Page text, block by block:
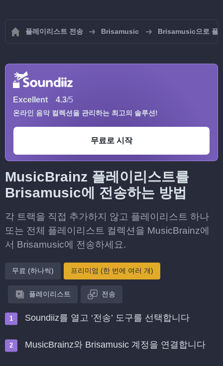
플레이리스트 전송 Brisamusic Brisamusic으로 플
Excellent 4.3/5
온라인 음악 컬렉션을 관리하는 최고의 솔루션!
무료로 시작
MusicBrainz 플레이리스트를
Brisamusic에 전송하는 방법
각 트랙을 직접 추가하지 않고 플레이리스트 하나
또는 전체 플레이리스트 컬렉션을 MusicBrainz에
서 Brisamusic에 전송하세요.
무료 (하나씩) 프리미엄 (한 번에 여러 개)
플레이리스트 전송
Soundiiz를 열고 ‘전송’ 도구를 선택합니다
MusicBrainz와 Brisamusic 계정을 연결합니다